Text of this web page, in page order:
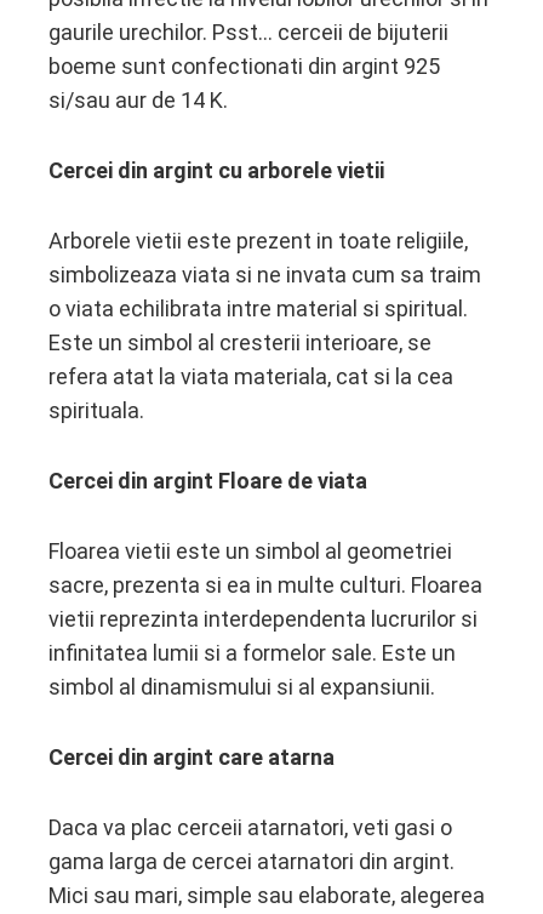
gaurile urechilor. Psst… cerceii de bijuterii
boeme sunt confectionati din argint 925
si/sau aur de 14 K.
Cercei din argint cu arborele vietii
Arborele vietii este prezent in toate religiile,
simbolizeaza viata si ne invata cum sa traim
o viata echilibrata intre material si spiritual.
Este un simbol al cresterii interioare, se
refera atat la viata materiala, cat si la cea
spirituala.
Cercei din argint Floare de viata
Floarea vietii este un simbol al geometriei
sacre, prezenta si ea in multe culturi. Floarea
vietii reprezinta interdependenta lucrurilor si
infinitatea lumii si a formelor sale. Este un
simbol al dinamismului si al expansiunii.
Cercei din argint care atarna
Daca va plac cerceii atarnatori, veti gasi o
gama larga de cercei atarnatori din argint.
Mici sau mari, simple sau elaborate, alegerea